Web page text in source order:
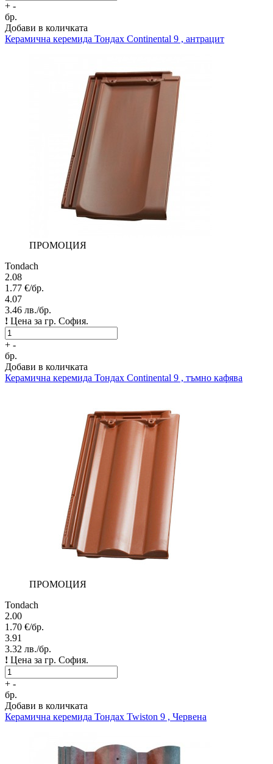
+ -
бр.
Добави в количката
Керамична керемида Тондах Continental 9 , антрацит
ПРОМОЦИЯ
Tondach
2.08
1.77 €/бр.
4.07
3.46 лв./бр.
! Цена за гр. София.
+ -
бр.
Добави в количката
Керамична керемида Тондах Continental 9 , тъмно кафява
ПРОМОЦИЯ
Tondach
2.00
1.70 €/бр.
3.91
3.32 лв./бр.
! Цена за гр. София.
+ -
бр.
Добави в количката
Керамична керемида Тондах Twiston 9 , Червена